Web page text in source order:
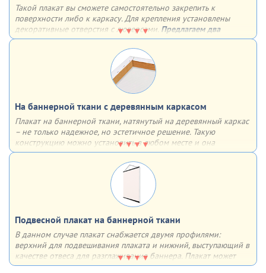
Такой плакат вы сможете самостоятельно закрепить к
поверхности либо к каркасу. Для крепления установлены
декоративные отверстия с люверсами. Предлагаем два
варианта установки люверсов:
с определенным шагом по всему периметру
На баннерной ткани c деревянным каркасом
Плакат на баннерной ткани, натянутый на деревянный каркас
– не только надежное, но эстетичное решение. Такую
конструкцию можно установить в любом месте и она
однозначно привлечет к себе внимание за счет необычного
Подвесной плакат на баннерной ткани
В данном случае плакат снабжается двумя профилями:
верхний для подвешивания плаката и нижний, выступающий в
качестве отвеса для разглаживания баннера. Плакат может
быть как односторонним, так и двусторонним. Плюсы – любой